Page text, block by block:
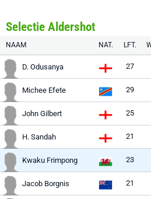
Selectie Aldershot
NAAM NAT. LFT.
D. Odusanya 27
Michee Efete 29
John Gilbert 25
H. Sandah 21
Kwaku Frimpong 23
Jacob Borgnis 21